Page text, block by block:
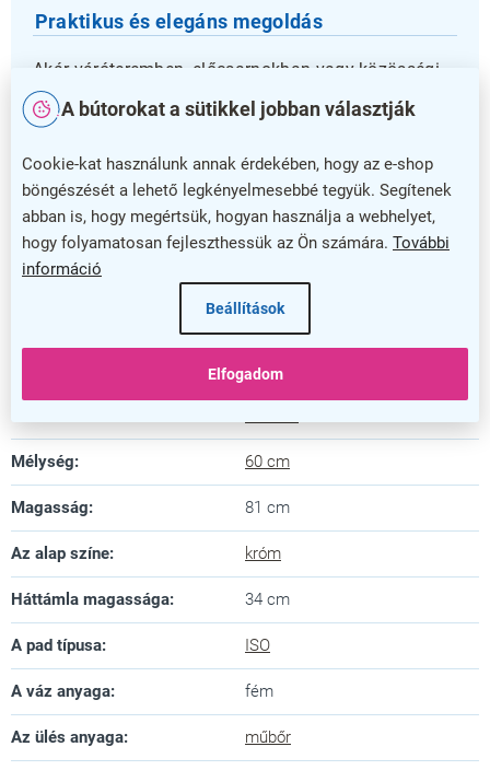
A bútorokat a sütikkel jobban választják
Cookie-kat használunk annak érdekében, hogy az e-shop
böngészését a lehető legkényelmesebbé tegyük. Segítenek
abban is, hogy megértsük, hogyan használja a webhelyet,
hogy folyamatosan fejleszthessük az Ön számára. További
információ
Beállítások
Elfogadom
Praktikus és elegáns megoldás
Akár váróteremben, előcsarnokban vagy közösségi
térben is, a pad kiváló választás. A 5 év garancia
pedig bizalmat ad a termék hosszú távú
használatához. Válassza az ISO bőr padot, ha
fontos Önnek a minőség, kényelem és stílus egyben!
Kiegészítő paraméterek
Kategória: Várótermi padok
5 év
Mélység: 60 cm
Magasság: 81 cm
Az alap színe: króm
Háttámla magassága: 34 cm
A pad típusa: ISO
A váz anyaga: fém
Az ülés anyaga: műbőr